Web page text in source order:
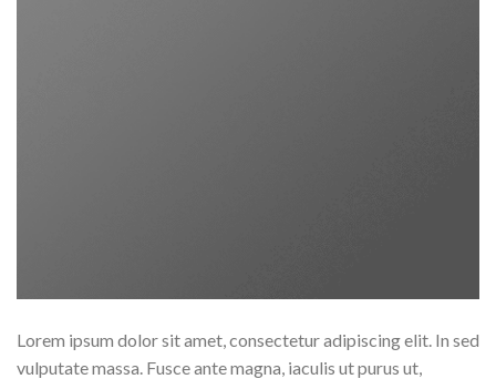
Lorem ipsum dolor sit amet, consectetur adipiscing elit. In sed
vulputate massa. Fusce ante magna, iaculis ut purus ut,